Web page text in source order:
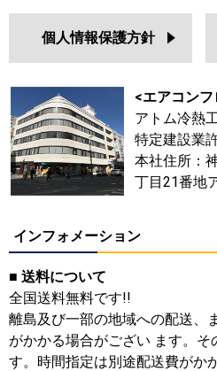
個人情報保護方針
<エアコン
アトム冷熱
特定建設業
本社住所：
丁目21番地
インフォメーション
■ 送料について
全国送料無料です!!
離島及び一部の地域への配送、
がかかる場合がござい ます。そ
す。時間指定は別途配送費がか